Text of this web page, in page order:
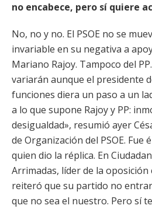
no encabece, pero sí quiere
No, no y no. El PSOE no se
invariable en su negativa a
Mariano Rajoy. Tampoco del
variarán aunque el presidente
funciones diera un paso a un
a lo que supone Rajoy y PP:
desigualdad», resumió ayer
de Organización del PSOE. Fue
quien dio la réplica. En
Arrimadas, líder de la oposición
reiteró que su partido no
que no sea el nuestro. Pero sí